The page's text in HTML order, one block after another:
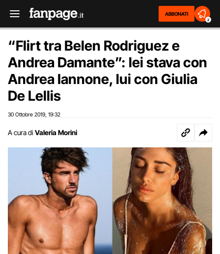
ABBONATI
2
“Flirt tra Belen Rodriguez e
Andrea Damante”: lei stava con
Andrea Iannone, lui con Giulia
De Lellis
30 Ottobre 2019 19:32
A cura di Valeria Morini